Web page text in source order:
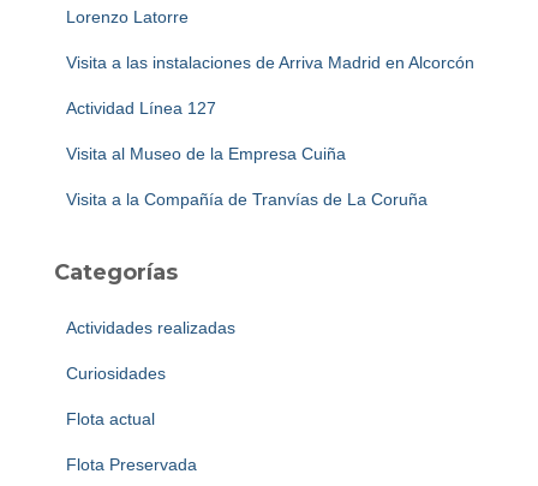
Lorenzo Latorre
Visita a las instalaciones de Arriva Madrid en Alcorcón
Actividad Línea 127
Visita al Museo de la Empresa Cuiña
Visita a la Compañía de Tranvías de La Coruña
Categorías
Actividades realizadas
Curiosidades
Flota actual
Flota Preservada